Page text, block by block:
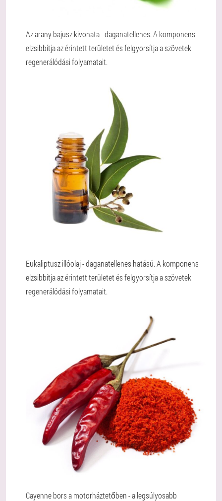
Az arany bajusz kivonata - daganatellenes. A komponens
elzsibbítja az érintett területet és felgyorsítja a szövetek
regenerálódási folyamatait.
Eukaliptusz illóolaj - daganatellenes hatású. A komponens
elzsibbítja az érintett területet és felgyorsítja a szövetek
regenerálódási folyamatait.
Cayenne bors a motorháztetőben - a legsúlyosabb